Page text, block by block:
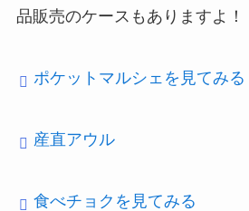
品販売のケースもありますよ！
ポケットマルシェを見てみる
産直アウル
食べチョクを見てみる